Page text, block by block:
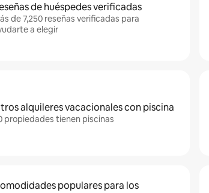
de huéspedes verificadas
de 7,250 reseñas verificadas para
a elegir
alquileres vacacionales con piscina
propiedades tienen piscinas
populares para los